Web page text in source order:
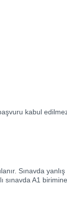
kabul
Sınavda
A1 birimine